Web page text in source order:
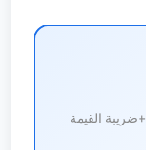
+ضريبة القيمة